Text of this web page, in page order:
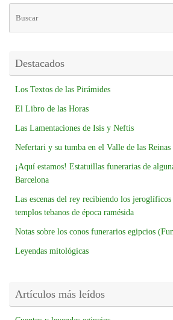
Destacados
Los Textos de las Pirámides
El Libro de las Horas
Las Lamentaciones de Isis y Neftis
Nefertari y su tumba en el Valle de las Reinas
¡Aquí estamos! Estatuillas funerarias de
Barcelona
Las escenas del rey recibiendo los
templos tebanos de época ramésida
Notas sobre los conos funerarios egipcios
Leyendas mitológicas
Artículos más leídos